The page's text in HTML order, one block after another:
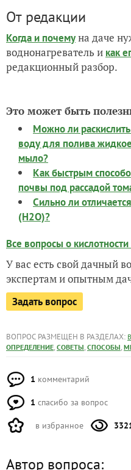
От редакции
Когда и почемуна даче
воднонагреватель и как
редакционный разбор.
Это может быть
Можно ли
воду для полива
мыло?
Как быстрым
почвы под рассадой
Сильно ли
(H2O)?
Все вопросы о
У вас есть свой дачный
экспертам и опытным
Задать вопрос
ВОПРОС РАЗМЕЩЕН В РАЗДЕЛАХ:
ОПРЕДЕЛЕНИЕ, СОВЕТЫ, СПОСОБЫ,
1 комментарий
1 спасибо за вопрос
в избранное
Автор вопроса: